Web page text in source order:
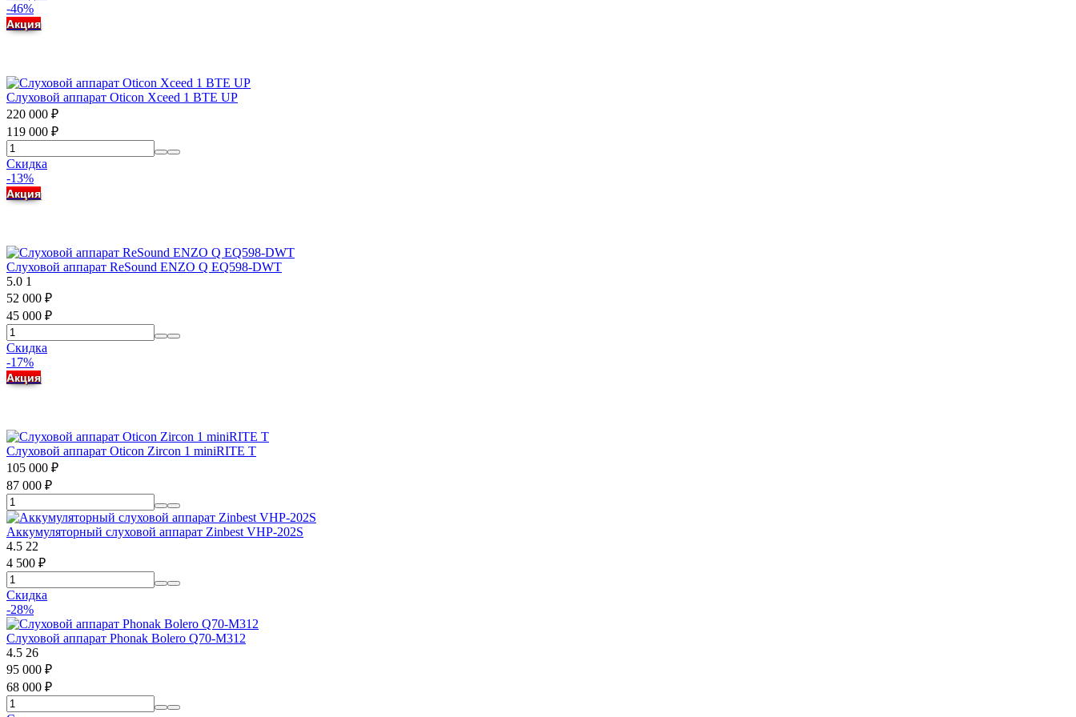
-46%
Акция
Слуховой аппарат Oticon Xceed 1 BTE UP
220 000 ₽
119 000 ₽
Скидка
-13%
Акция
Слуховой аппарат ReSound ENZO Q EQ598-DWT
5.0 1
52 000 ₽
45 000 ₽
Скидка
-17%
Акция
Слуховой аппарат Oticon Zircon 1 miniRITE T
105 000 ₽
87 000 ₽
Аккумуляторный слуховой аппарат Zinbest VHP-202S
4.5 22
4 500 ₽
Скидка
-28%
Слуховой аппарат Phonak Bolero Q70-M312
4.5 26
95 000 ₽
68 000 ₽